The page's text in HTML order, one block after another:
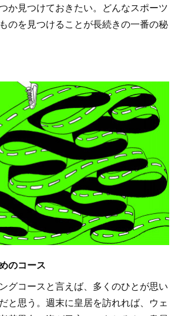
か見つけておきたい。どんなスポーツ
のを見つけることが長続きの一番の秘
のコース
グコースと言えば、多くのひとが思い
と思う。週末に皇居を訪れれば、ウェ